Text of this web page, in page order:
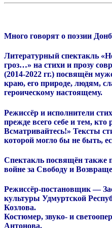
Много говорят о поэзии
Литературный спектакль
гроз…» на стихи и прозу
(2014-2022 гг.) посвящён
краю, его природе, людям,
героическому настоящему.
Режиссёр и исполнители
прежде всего себе и тем, кто
Всматривайтесь!» Тексты
которой могло бы не быть,
Спектакль посвящён также
войне за Свободу и
Режиссёр-постановщик —
культуры Удмуртской
Козлова.
Костюмер, звуко- и
Антонова.